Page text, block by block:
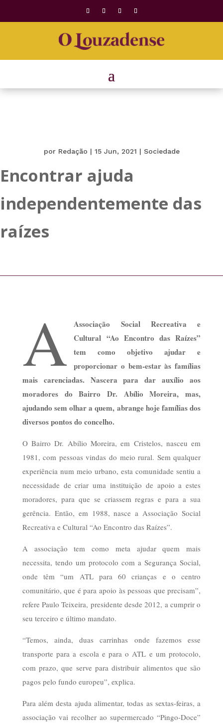
por Redação | 15 Jun, 2021 | Sociedade
Encontrar ajuda
independentemente das
raízes
A
Associação Social Recreativa e
Cultural “Ao Encontro das Raízes”
tem como objetivo ajudar e
proporcionar o bem-estar às famílias
mais carenciadas. Nascera para dar auxílio aos
moradores do Bairro Dr. Abílio Moreira, mas,
ajudando sem olhar a quem, abrange hoje famílias dos
diversos pontos do concelho.
O Bairro Dr. Abílio Moreira, em Cristelos, nasceu em
1981, com pessoas vindas do meio rural. Sem qualquer
experiência num meio urbano, esta comunidade sentiu a
necessidade de criar uma instituição de apoio a estes
moradores, para que se criassem regras e para a sua
gerência. Então, em 1988, nasce a Associação Social
Recreativa e Cultural “Ao Encontro das Raízes”.
A associação tem como meta ajudar quem mais
necessita, tendo um protocolo com a Segurança Social,
onde têm “um ATL para 60 crianças e o centro
comunitário, que é para apoio às pessoas que precisam”,
refere Paulo Teixeira, presidente desde 2012, a cumprir o
seu terceiro e último mandato.
“Temos, ainda, duas carrinhas onde fazemos esse
transporte para a escola e para o ATL e um protocolo,
com prazo, que serve para distribuir alimentos que são
pagos pelo fundo europeu”, explica.
Para além desta ajuda alimentar, todas as sextas-feiras, a
associação vai recolher ao supermercado “Pingo-Doce”